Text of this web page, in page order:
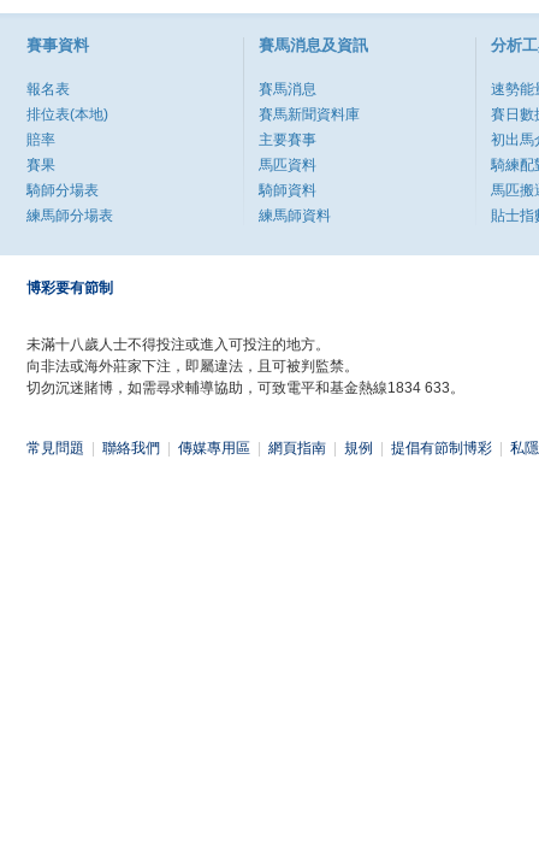
賽事資料
報名表
排位表(本地)
賠率
賽果
騎師分場表
練馬師分場表
賽馬消息及資訊
賽馬消息
賽馬新聞資料庫
主要賽事
馬匹資料
騎師資料
練馬師資料
分析
速勢能
賽日數
初出馬
騎練配
馬匹搬
貼士指
博彩要有節制
未滿十八歲人士不得投注或進入可投注的地方。
向非法或海外莊家下注，即屬違法，且可被判監禁。
切勿沉迷賭博，如需尋求輔導協助，可致電平和基金熱線1834 633。
常見問題 聯絡我們 傳媒專用區 網頁指南 規例 提倡有節制博彩 私